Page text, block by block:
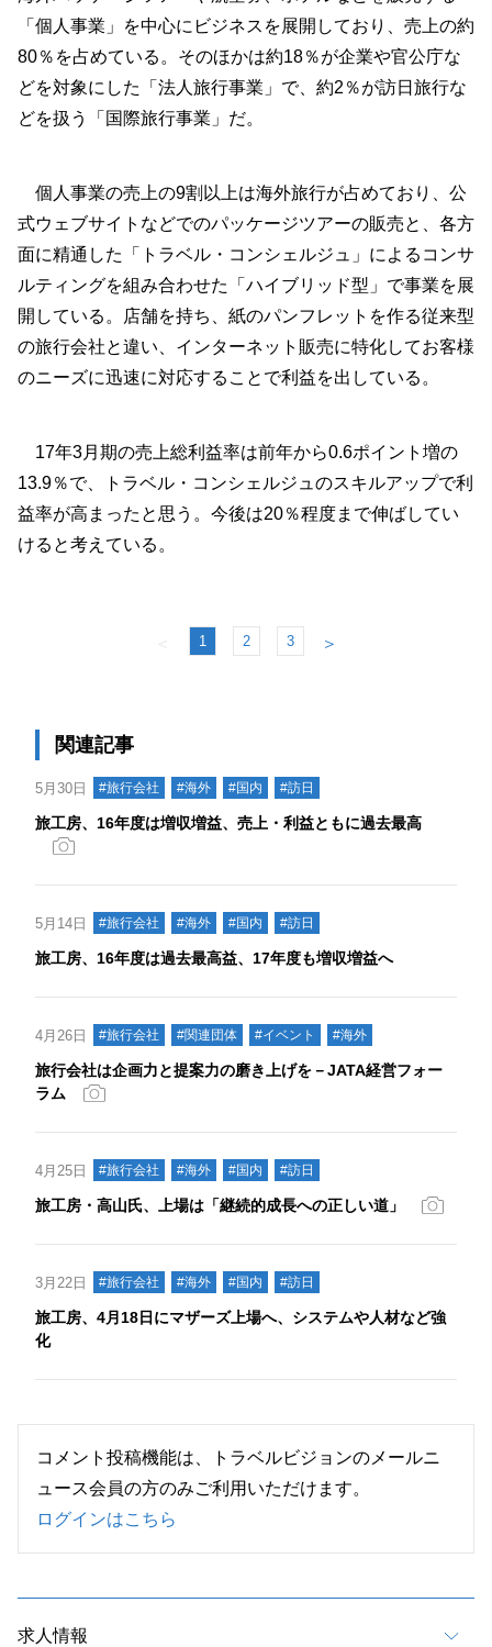
「個人事業」を中心にビジネスを展開しており、売上の約
80％を占めている。そのほかは約18％が企業や官公庁な
どを対象にした「法人旅行事業」で、約2％が訪日旅行な
どを扱う「国際旅行事業」だ。
個人事業の売上の9割以上は海外旅行が占めており、公
式ウェブサイトなどでのパッケージツアーの販売と、各方
面に精通した「トラベル・コンシェルジュ」によるコンサ
ルティングを組み合わせた「ハイブリッド型」で事業を展
開している。店舗を持ち、紙のパンフレットを作る従来型
の旅行会社と違い、インターネット販売に特化してお客様
のニーズに迅速に対応することで利益を出している。
17年3月期の売上総利益率は前年から0.6ポイント増の
13.9％で、トラベル・コンシェルジュのスキルアップで利
益率が高まったと思う。今後は20％程度まで伸ばしてい
けると考えている。
＜ 1 2 3 ＞
関連記事
5月30日 #旅行会社 #海外 #国内 #訪日
旅工房、16年度は増収増益、売上・利益ともに過去最高
5月14日 #旅行会社 #海外 #国内 #訪日
旅工房、16年度は過去最高益、17年度も増収増益へ
4月26日 #旅行会社 #関連団体 #イベント #海外
旅行会社は企画力と提案力の磨き上げを－JATA経営フォー
ラム
4月25日 #旅行会社 #海外 #国内 #訪日
旅工房・高山氏、上場は「継続的成長への正しい道」
3月22日 #旅行会社 #海外 #国内 #訪日
旅工房、4月18日にマザーズ上場へ、システムや人材など強
化
コメント投稿機能は、トラベルビジョンのメールニ
ュース会員の方のみご利用いただけます。
ログインはこちら
求人情報